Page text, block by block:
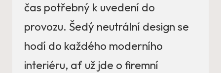
čas potřebný k uvedení do
provozu. Šedý neutrální design se
hodí do každého moderního
interiéru, ať už jde o firemní